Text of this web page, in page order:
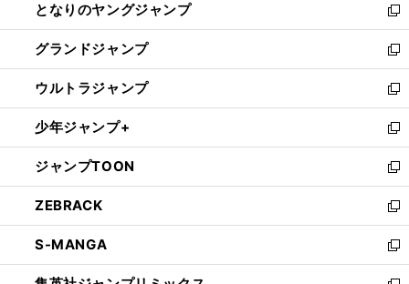
く
ド
ウ
で
開
く
ィ
ン
ド
ウ
で
開
く
い
ウ
ィ
ン
ド
ウ
で
開
く
となりのヤングジャンプ
新
し
い
ウ
ィ
ン
ド
ウ
で
開
く
グランドジャンプ
新
し
い
ウ
ィ
ン
ド
ウ
で
開
く
ウルトラジャンプ
新
し
い
ウ
ィ
ン
ド
ウ
で
開
少年ジャンプ+
新
し
い
ウ
ィ
ン
ド
ウ
ジャンプTOON
新
し
い
ウ
ィ
ン
ZEBRACK
新
し
い
ウ
S-MANGA
新
し